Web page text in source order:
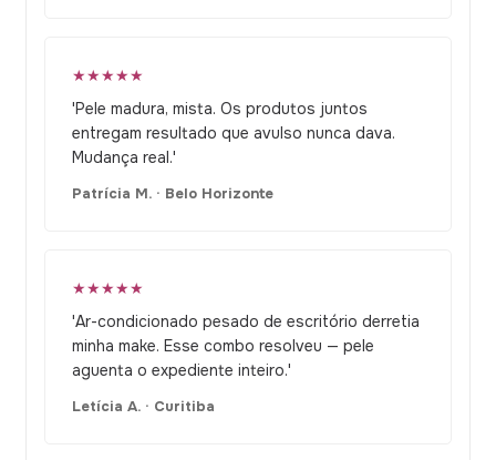
★★★★★
'Pele madura, mista. Os produtos juntos
entregam resultado que avulso nunca dava.
Mudança real.'
Patrícia M. · Belo Horizonte
★★★★★
'Ar-condicionado pesado de escritório derretia
minha make. Esse combo resolveu — pele
aguenta o expediente inteiro.'
Letícia A. · Curitiba